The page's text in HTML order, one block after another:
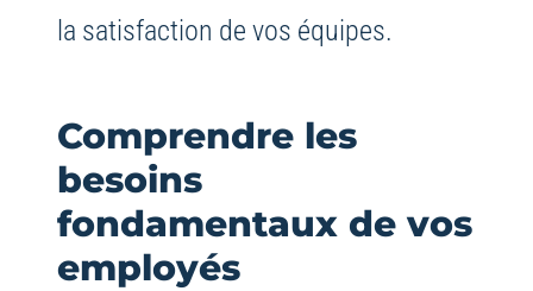
la satisfaction de vos équipes.
Comprendre les
besoins
fondamentaux de vos
employés